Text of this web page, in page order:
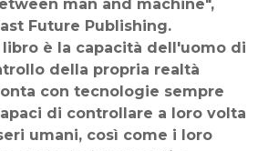
man and machine",
Future Publishing.
è la capacità dell'uomo di
della propria realtà
con tecnologie sempre
di controllare a loro volta
umani, così come i loro